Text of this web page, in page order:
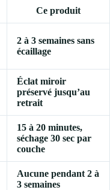
Ce produit
2 à 3 semaines sans
écaillage
Éclat miroir
préservé jusqu’au
retrait
15 à 20 minutes,
séchage 30 sec par
couche
Aucune pendant 2 à
3 semaines